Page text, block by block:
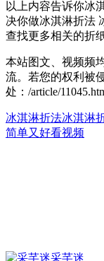
以上内容告诉你冰
决你做冰淇淋折法
查找更多相关的折
本站图文、视频频
流。若您的权利被
处：/article/
冰淇淋折法冰淇淋
简单又好看视频
采芊迷